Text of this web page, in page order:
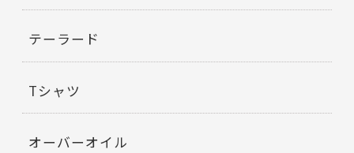
テーラード
Tシャツ
オーバーオイル